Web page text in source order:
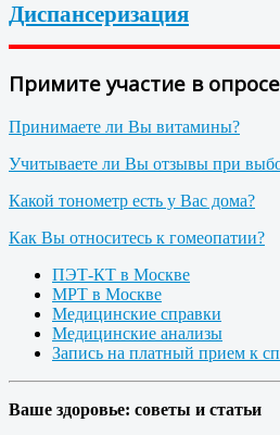
Диспансеризация
Примите участие в опросе
Принимаете ли Вы витамины?
Учитываете ли Вы отзывы при
Какой тонометр есть у Вас дома?
Как Вы относитесь к гомеопатии?
ПЭТ-КТ в Москве
МРТ в Москве
Медицинские справки
Медицинские анализы
Запись на платный прием к
Ваше здоровье: советы и статьи